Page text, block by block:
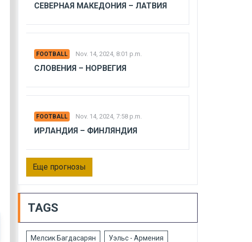
СЕВЕРНАЯ МАКЕДОНИЯ – ЛАТВИЯ
FOOTBALL Nov. 14, 2024, 8:01 p.m.
СЛОВЕНИЯ – НОРВЕГИЯ
FOOTBALL Nov. 14, 2024, 7:58 p.m.
ИРЛАНДИЯ – ФИНЛЯНДИЯ
Еще прогнозы
TAGS
Мелсик Багдасарян Уэльс - Армения